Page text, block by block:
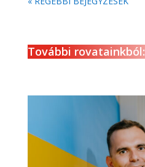
További rovatainkból: